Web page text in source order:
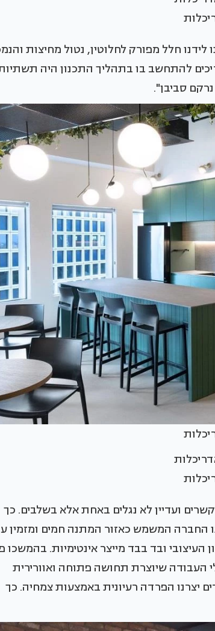
חלל מפורק לחלוטין, נטול מחיצות
להתחשב בו בתהליך התכנון היה
סביבן".
ועדיין לא נגלים באחת אלא בשלבים. כך
החברה המשמש כאזור המתנה חמים ומזמין
העיצובי ובד בבד מייצר אינטימיות. בהמשכו
שיוצרת תחושה פתוחה ואוורירית
יצרנו הפרדה רעיונית באמצעות צמחיה. כך